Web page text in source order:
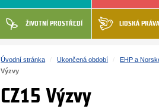
ŽIVOTNÍ PROSTŘEDÍ LIDSKÁ PRÁVA
Úvodní stránka Ukončená období
EHP a
Výzvy
CZ15 Výzvy